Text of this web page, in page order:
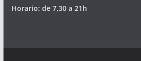
Horario: de 7,30 a 21h